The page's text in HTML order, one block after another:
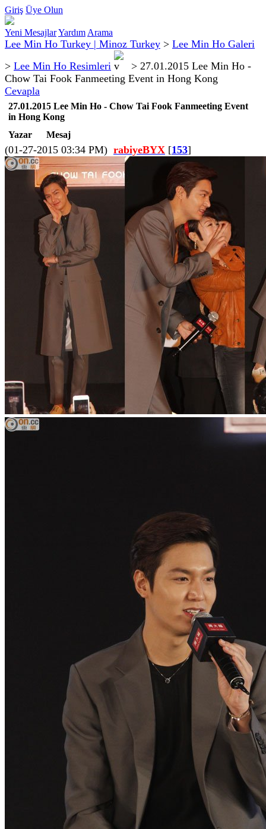
Giriş Üye Olun
Yeni MesajlarYardım Arama
Lee Min Ho Turkey | Minoz Turkey > Lee Min Ho Galeri
> Lee Min Ho Resimleri > 27.01.2015 Lee Min Ho -
Chow Tai Fook Fanmeeting Event in Hong Kong
Cevapla
27.01.2015 Lee Min Ho - Chow Tai Fook Fanmeeting Event
in Hong Kong
Yazar
Mesaj
(01-27-2015 03:34 PM) rabiyeBYX [153]